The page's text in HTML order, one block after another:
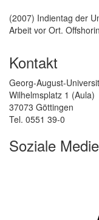
(2007) Indientag der
Arbeit vor Ort.
Kontakt
Georg-August-
Wilhelmsplatz 1 (Aula)
37073 Göttingen
Tel. 0551 39-0
Soziale